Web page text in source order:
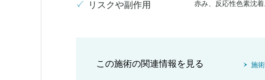
リスクや副作用 赤み、反応性色素沈着
この施術の関連情報を見る 施